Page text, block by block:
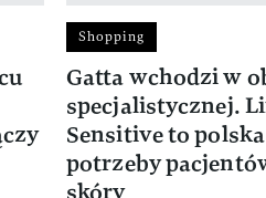
Shopping
Gatta wchodzi w
specjalistycznej.
Sensitive to
potrzeby